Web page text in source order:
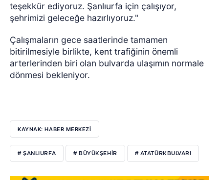
teşekkür ediyoruz. Şanlıurfa için çalışıyor,
şehrimizi geleceğe hazırlıyoruz."
Çalışmaların gece saatlerinde tamamen
bitirilmesiyle birlikte, kent trafiğinin önemli
arterlerinden biri olan bulvarda ulaşımın normale
dönmesi bekleniyor.
KAYNAK: HABER MERKEZİ
# ŞANLIURFA # BÜYÜKŞEHIR # ATATÜRKBULVARI